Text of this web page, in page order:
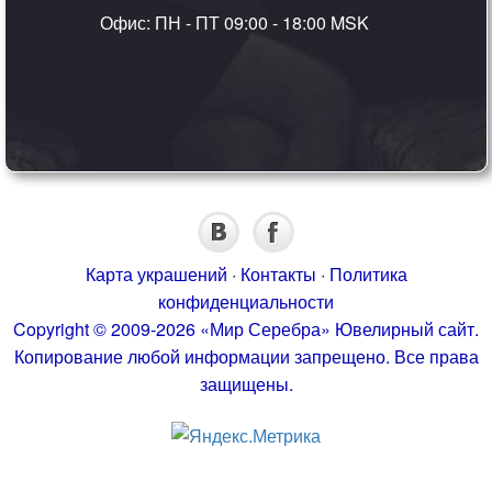
Офис: ПН - ПТ 09:00 - 18:00 MSK
Карта украшений · Контакты · Политика
конфиденциальности
Copyright © 2009-2026 «Мир Серебра» Ювелирный сайт.
Копирование любой информации запрещено. Все права
защищены.